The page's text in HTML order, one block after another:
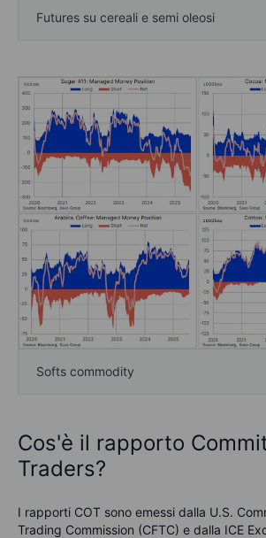
Futures su cereali e semi oleosi
Softs commodity
Cos'è il rapporto
Traders?
I rapporti COT sono emessi dalla U.S.
Trading Commission (CFTC) e dalla ICE